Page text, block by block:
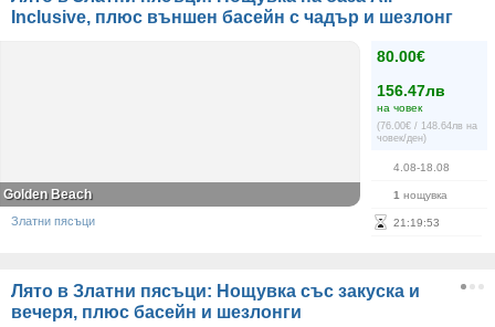
Inclusive, плюс външен басейн с чадър и шезлонг
80.00€
156.47лв
на човек
(76.00€ / 148.64лв на
човек/ден)
4.08-18.08
1 нощувка
21 :19:53
Golden Beach
Златни пясъци
Лято в Златни пясъци: Нощувка със закуска и
вечеря, плюс басейн и шезлонги